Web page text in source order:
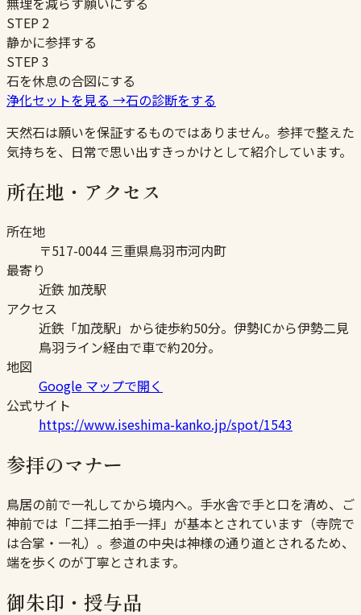
STEP 2
静かに参拝する
STEP3
石を休息の合図にする
浄化セットを見る →石の診断をする
天然石は願いを保証するものではありません。参拝で整えた
気持ちを、日常で思い出すきっかけとして紹介しています。
所在地・アクセス
所在地
〒517-0044 三重県鳥羽市河内町
最寄り
近鉄 加茂駅
アクセス
近鉄「加茂駅」から徒歩約50分。伊勢ICから伊勢二見
鳥羽ライン経由で車で約20分。
地図
Google マップで開く
公式サイト
https://www.iseshima-kanko.jp/spot/1543
参拝のマナー
鳥居の前で一礼してから境内へ。手水舎で手と口を清め、ご
神前では「二拝二拍手一拝」が基本とされています（寺院で
は合掌・一礼）。参道の中央は神様の通り道とされるため、
端を歩くのが丁寧とされます。
御朱印・授与品